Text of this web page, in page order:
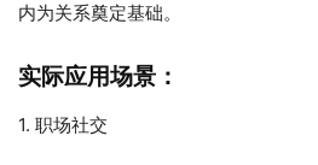
内为关系奠定基础。
实际应用场景：
1. 职场社交